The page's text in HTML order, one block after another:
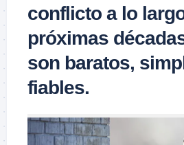
conflicto a lo
próximas
son baratos,
fiables.